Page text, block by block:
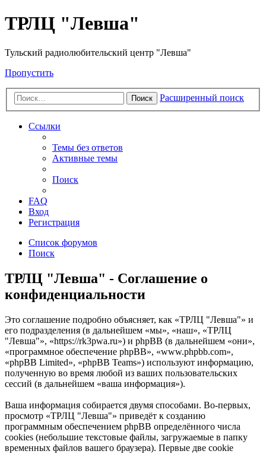
ТРЛЦ "Левша"
Тульский радиолюбительский центр "Левша"
Пропустить
Поиск Расширенный поиск
Ссылки
Темы без ответов
Активные темы
Поиск
FAQ
Вход
Регистрация
Список форумов
Поиск
ТРЛЦ "Левша" - Соглашение о
конфиденциальности
Это соглашение подробно объясняет, как «ТРЛЦ "Левша"» и
его подразделения (в дальнейшем «мы», «наш», «ТРЛЦ
"Левша"», «https://rk3pwa.ru») и phpBB (в дальнейшем «они»,
«программное обеспечение phpBB», «www.phpbb.com»,
«phpBB Limited», «phpBB Teams») используют информацию,
полученную во время любой из ваших пользовательских
сессий (в дальнейшем «ваша информация»).
Ваша информация собирается двумя способами. Во-первых,
просмотр «ТРЛЦ "Левша"» приведёт к созданию
программным обеспечением phpBB определённого числа
cookies (небольшие текстовые файлы, загружаемые в папку
временных файлов вашего браузера). Первые две cookie